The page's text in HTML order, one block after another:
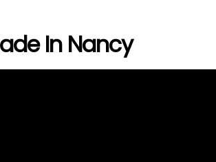
In Nancy